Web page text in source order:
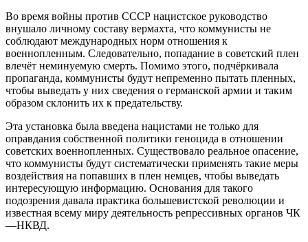
Во время войны против СССР нацистское руководство
внушало личному составу вермахта, что коммунисты не
соблюдают международных норм отношения к
военнопленным. Следовательно, попадание в советский плен
влечёт неминуемую смерть. Помимо этого, подчёркивала
пропаганда, коммунисты будут непременно пытать пленных,
чтобы выведать у них сведения о германской армии и таким
образом склонить их к предательству.
Эта установка была введена нацистами не только для
оправдания собственной политики геноцида в отношении
советских военнопленных. Существовало реальное опасение,
что коммунисты будут систематически применять такие меры
воздействия на попавших в плен немцев, чтобы выведать
интересующую информацию. Основания для такого
подозрения давала практика большевистской революции и
известная всему миру деятельность репрессивных органов ЧК
—НКВД.